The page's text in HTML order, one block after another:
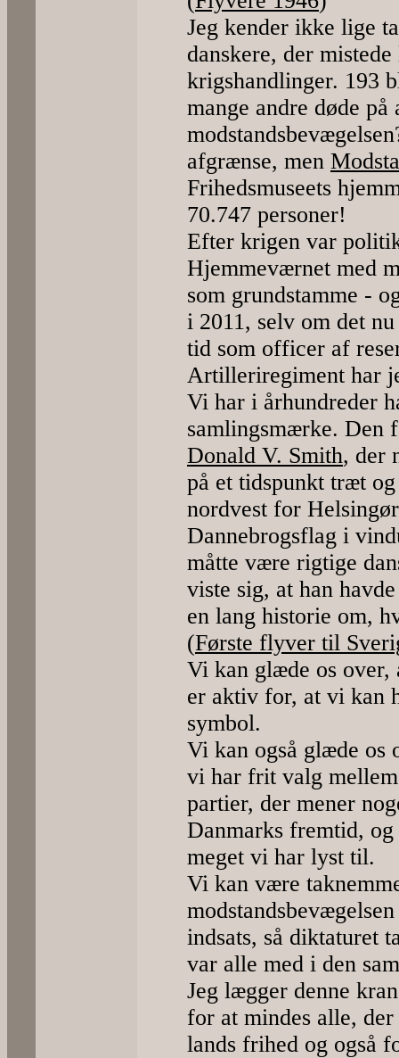
Jeg kender ikke lige
danskere, der
krigshandlinger. 193
mange andre døde
afgrænse, men
Frihedsmuseets
70.747 personer!
Efter krigen var
Hjemmeværnet med
som grundstamme -
i 2011, selv om det
tid som officer af
Artilleriregiment har
Vi har i århundreder
samlingsmærke. Den
Donald V. Smith, der
på et tidspunkt træt
nordvest for
Dannebrogsflag i
måtte være rigtige
viste sig, at han
en lang historie om,
(Første flyver til
Vi kan glæde os over,
er aktiv for, at vi kan
symbol.
Vi kan også glæde os
vi har frit valg
partier, der mener
Danmarks fremtid,
meget vi har lyst til.
Vi kan være
indsats, så diktaturet
var alle med i den
Jeg lægger denne
for at mindes alle,
lands frihed og også